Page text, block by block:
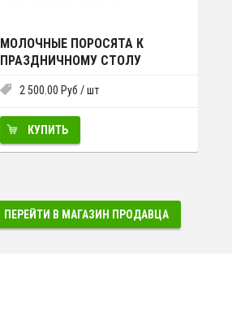
МОЛОЧНЫЕ ПОРОСЯТА К
ПРАЗДНИЧНОМУ СТОЛУ
2 500.00 Руб / шт
КУПИТЬ
ПЕРЕЙТИ В МАГАЗИН ПРОДАВЦА